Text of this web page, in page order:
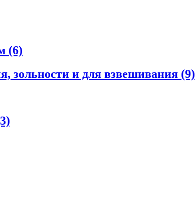
(6)
зольности и для взвешивания (9)